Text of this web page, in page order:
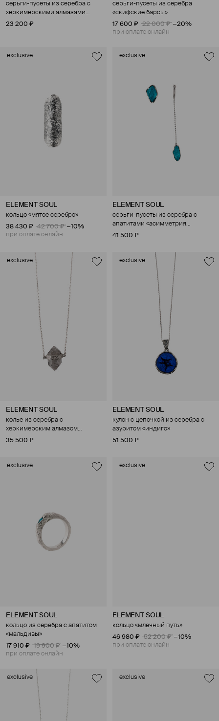
серьги-пусеты из серебра с
херкимерскими алмазами
«икосаэдр»
23 200 ₽
серьги-пусеты из серебра
«скифские барсы»
17 600 ₽
22 000 ₽ −20%
при оплате онлайн
exclusive
ELEMENT SOUL
кольцо «мятое серебро»
38 430 ₽
42 700 ₽ −10%
при оплате онлайн
exclusive
ELEMENT SOUL
серьги-пусеты из серебра с
апатитами «асимметрия
мальдив»
41 500 ₽
exclusive
ELEMENT SOUL
колье из серебра с
херкимерским алмазом
«икосаэдр»
35 500 ₽
exclusive
ELEMENT SOUL
кулон с цепочкой из серебра с
азуритом «индиго»
51 500 ₽
exclusive
ELEMENT SOUL
кольцо из серебра с апатитом
«мальдивы»
17 910 ₽
19 900 ₽ −10%
при оплате онлайн
exclusive
ELEMENT SOUL
кольцо «млечный путь»
46 980 ₽
52 200 ₽ −10%
при оплате онлайн
exclusive exclusive